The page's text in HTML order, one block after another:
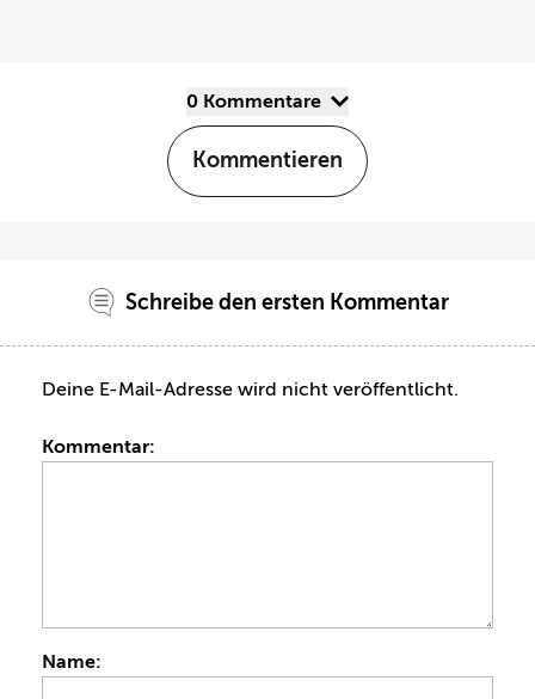
0 Kommentare
Kommentieren
Schreibe den ersten Kommentar
Deine E-Mail-Adresse wird nicht veröffentlicht.
Kommentar:
Name: